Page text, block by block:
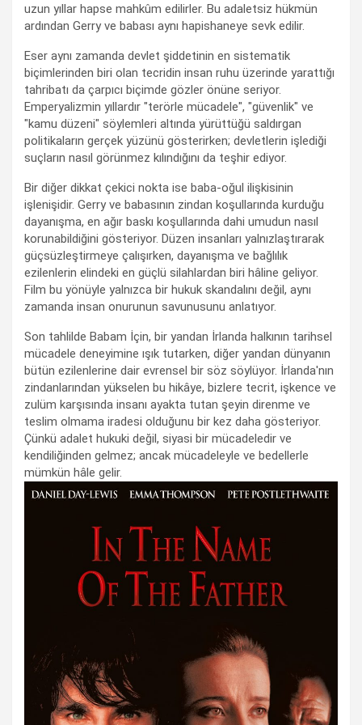
uzun yıllar hapse mahkûm edilirler. Bu adaletsiz hükmün
ardından Gerry ve babası aynı hapishaneye sevk edilir.
Eser aynı zamanda devlet şiddetinin en sistematik
biçimlerinden biri olan tecridin insan ruhu üzerinde yarattığı
tahribatı da çarpıcı biçimde gözler önüne seriyor.
Emperyalizmin yıllardır "terörle mücadele", "güvenlik" ve
"kamu düzeni" söylemleri altında yürüttüğü saldırgan
politikaların gerçek yüzünü gösterirken; devletlerin işlediği
suçların nasıl görünmez kılındığını da teşhir ediyor.
Bir diğer dikkat çekici nokta ise baba-oğul ilişkisinin
işlenişidir. Gerry ve babasının zindan koşullarında kurduğu
dayanışma, en ağır baskı koşullarında dahi umudun nasıl
korunabildiğini gösteriyor. Düzen insanları yalnızlaştırarak
güçsüzleştirmeye çalışırken, dayanışma ve bağlılık
ezilenlerin elindeki en güçlü silahlardan biri hâline geliyor.
Film bu yönüyle yalnızca bir hukuk skandalını değil, aynı
zamanda insan onurunun savunusunu anlatıyor.
Son tahlilde Babam İçin, bir yandan İrlanda halkının tarihsel
mücadele deneyimine ışık tutarken, diğer yandan dünyanın
bütün ezilenlerine dair evrensel bir söz söylüyor. İrlanda'nın
zindanlarından yükselen bu hikâye, bizlere tecrit, işkence ve
zulüm karşısında insanı ayakta tutan şeyin direnme ve
teslim olmama iradesi olduğunu bir kez daha gösteriyor.
Çünkü adalet hukuki değil, siyasi bir mücadeledir ve
kendiliğinden gelmez; ancak mücadeleyle ve bedellerle
mümkün hâle gelir.